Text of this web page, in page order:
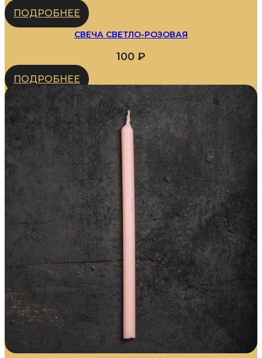
ПОДРОБНЕЕ
СВЕЧА СВЕТЛО-РОЗОВАЯ
100 ₽
ПОДРОБНЕЕ